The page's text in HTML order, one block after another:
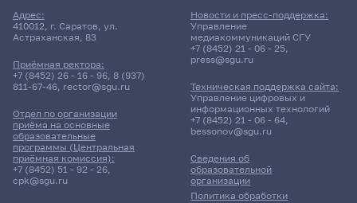
Адрес:
410012, г. Саратов, ул.
Астраханская, 83
Приёмная ректора:
+7 (8452) 26 - 16 - 96, 8 (937)
811-67-46, rector@sgu.ru
Отдел по организации
приёма на основные
образовательные
программы (Центральная
приёмная комиссия):
+7 (8452) 51 - 92 - 26,
cpk@sgu.ru
Сведения об
образовательной
организации
Политика обработки
Новости и пресс-поддержка:
Управление
медиакоммуникаций СГУ
+7 (8452) 21 - 06 - 25,
press@sgu.ru
Техническая поддержка сайта:
Управление цифровых и
информационных технологий
+7 (8452) 21 - 06 - 64,
bessonov@sgu.ru